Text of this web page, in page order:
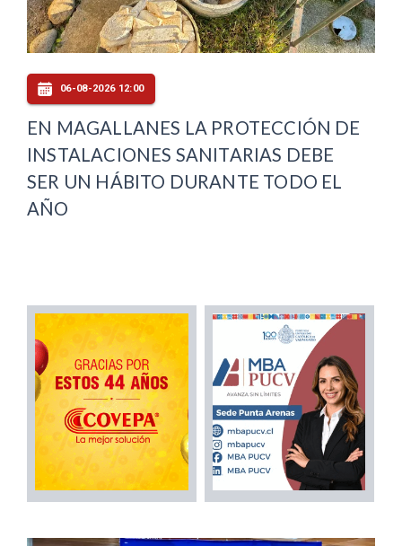
06-08-2026 12:00
EN MAGALLANES LA PROTECCIÓN DE
INSTALACIONES SANITARIAS DEBE
SER UN HÁBITO DURANTE TODO EL
AÑO